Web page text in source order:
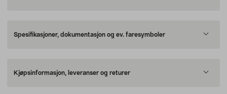
Spesifikasjoner, dokumentasjon og ev. faresymboler
Kjøpsinformasjon, leveranser og returer